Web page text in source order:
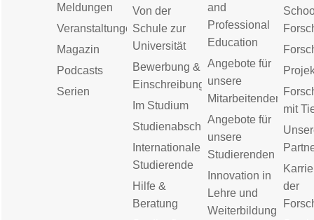
Meldungen
Veranstaltungen
Magazin
Podcasts
Serien
Von der
Schule zur
Universität
Bewerbung &
Einschreibung
Im Studium
Studienabschluss
Internationale
Studierende
Hilfe &
Beratung
and
Professional
Education
Angebote für
unsere
Mitarbeitenden
Angebote für
unsere
Studierenden
Innovation in
Lehre und
Weiterbildung
mit
der